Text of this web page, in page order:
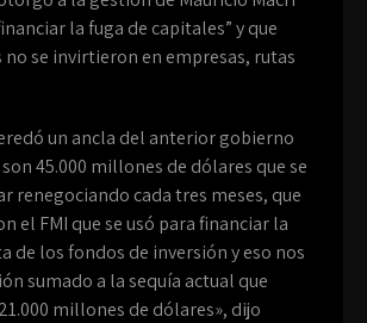
la fuga de capitales” y que
no se invirtieron en empresas, rutas
un ancla del anterior gobierno
45.000 millones de dólares que se
renegociando cada tres meses, que
el FMI que se usó para financiar la
de los fondos de inversión y eso nos
sumado a la sequía actual que
millones de dólares», dijo